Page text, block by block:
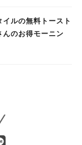
イルの無料トースト
んのお得モーニン